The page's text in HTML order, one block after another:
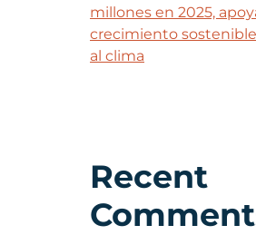
millones en 2025,
crecimiento
al clima
Recent